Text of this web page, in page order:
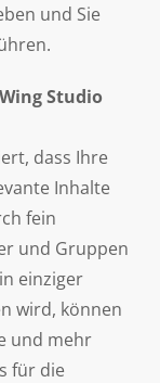
und Sie
Studio
dass Ihre
Inhalte
fein
und Gruppen
einziger
wird, können
und mehr
für die